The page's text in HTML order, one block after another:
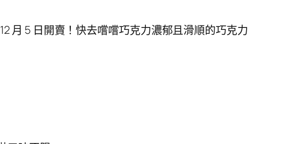
月 5 日開賣！快去嚐嚐巧克力濃郁且滑順的巧克力